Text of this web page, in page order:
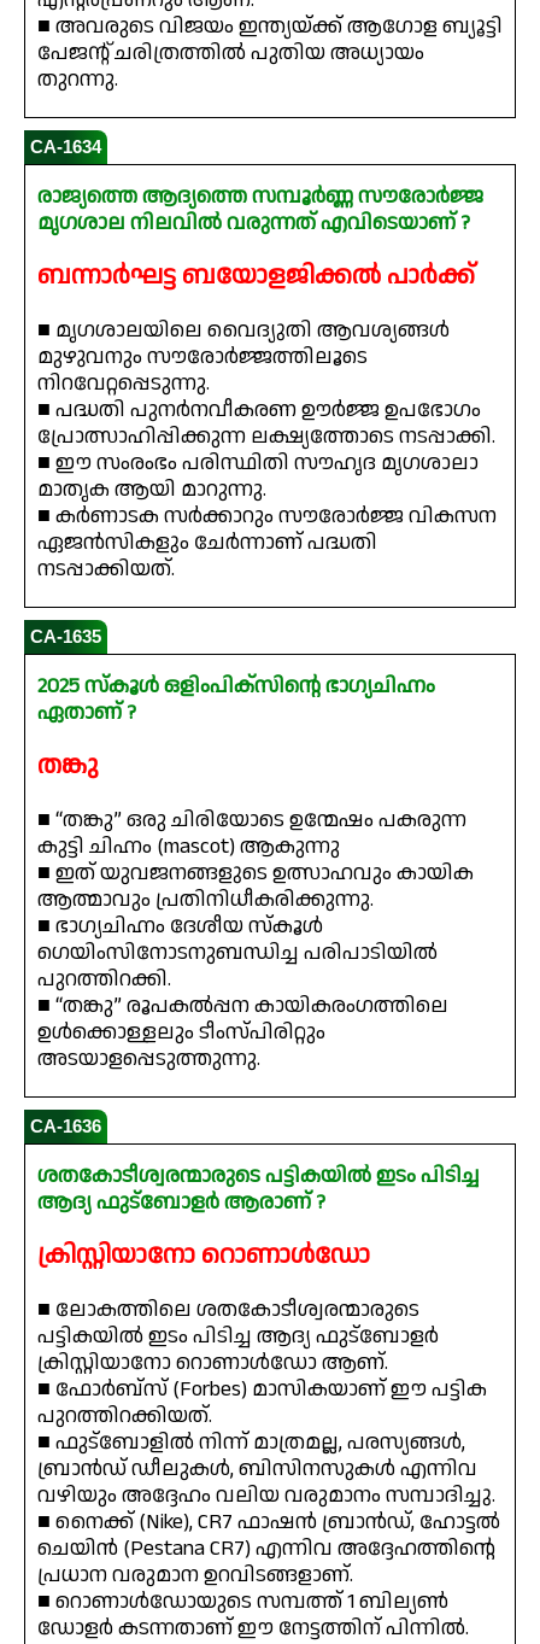
■ അവരുടെ വിജയം ഇന്ത്യയ്ക്ക് ആഗോള ബ്യൂട്ടി
പേജന്റ് ചരിത്രത്തിൽ പുതിയ അധ്യായം
തുറന്നു.
CA-1634
രാജ്യത്തെ ആദ്യത്തെ സമ്പൂർണ്ണ സൗരോർജ്ജ
മൃഗശാല നിലവിൽ വരുന്നത് എവിടെയാണ് ?
ബന്നാർഘട്ട ബയോളജിക്കൽ പാർക്ക്
■ മൃഗശാലയിലെ വൈദ്യുതി ആവശ്യങ്ങൾ
മുഴുവനും സൗരോർജ്ജത്തിലൂടെ
നിറവേറ്റപ്പെടുന്നു.
■ പദ്ധതി പുനർനവീകരണ ഊർജ്ജ ഉപഭോഗം
പ്രോത്സാഹിപ്പിക്കുന്ന ലക്ഷ്യത്തോടെ നടപ്പാക്കി.
■ ഈ സംരംഭം പരിസ്ഥിതി സൗഹൃദ മൃഗശാലാ
മാതൃക ആയി മാറുന്നു.
■ കർണാടക സർക്കാറും സൗരോർജ്ജ വികസന
ഏജൻസികളും ചേർന്നാണ് പദ്ധതി
നടപ്പാക്കിയത്.
CA-1635
2025 സ്കൂൾ ഒളിംപിക്‌സിന്റെ ഭാഗ്യചിഹ്നം
ഏതാണ് ?
തങ്കു
■ “തങ്കു” ഒരു ചിരിയോടെ ഉന്മേഷം പകരുന്ന
കുട്ടി ചിഹ്നം (mascot) ആകുന്നു
■ ഇത് യുവജനങ്ങളുടെ ഉത്സാഹവും കായിക
ആത്മാവും പ്രതിനിധീകരിക്കുന്നു.
■ ഭാഗ്യചിഹ്നം ദേശീയ സ്കൂൾ
ഗെയിംസിനോടനുബന്ധിച്ച പരിപാടിയിൽ
പുറത്തിറക്കി.
■ “തങ്കു” രൂപകൽപ്പന കായികരംഗത്തിലെ
ഉൾക്കൊള്ളലും ടീംസ്പിരിറ്റും
അടയാളപ്പെടുത്തുന്നു.
CA-1636
ശതകോടീശ്വരന്മാരുടെ പട്ടികയിൽ ഇടം പിടിച്ച
ആദ്യ ഫുട്ബോളർ ആരാണ് ?
ക്രിസ്റ്റിയാനോ റൊണാൾഡോ
■ ലോകത്തിലെ ശതകോടീശ്വരന്മാരുടെ
പട്ടികയിൽ ഇടം പിടിച്ച ആദ്യ ഫുട്ബോളർ
ക്രിസ്റ്റിയാനോ റൊണാൾഡോ ആണ്.
■ ഫോർബ്സ് (Forbes) മാസികയാണ് ഈ പട്ടിക
പുറത്തിറക്കിയത്.
■ ഫുട്ബോളിൽ നിന്ന് മാത്രമല്ല, പരസ്യങ്ങൾ,
ബ്രാൻഡ് ഡീലുകൾ, ബിസിനസുകൾ എന്നിവ
വഴിയും അദ്ദേഹം വലിയ വരുമാനം സമ്പാദിച്ചു.
■ നൈക്ക് (Nike), CR7 ഫാഷൻ ബ്രാൻഡ്, ഹോട്ടൽ
ചെയിൻ (Pestana CR7) എന്നിവ അദ്ദേഹത്തിന്റെ
പ്രധാന വരുമാന ഉറവിടങ്ങളാണ്.
■ റൊണാൾഡോയുടെ സമ്പത്ത് 1 ബില്യൺ
ഡോളർ കടന്നതാണ് ഈ നേട്ടത്തിന് പിന്നിൽ.